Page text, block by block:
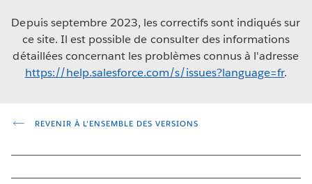
Depuis septembre 2023, les correctifs sont indiqués sur
ce site. Il est possible de consulter des informations
détaillées concernant les problèmes connus à l'adresse
https://help.salesforce.com/s/issues?language=fr.
REVENIR À L'ENSEMBLE DES VERSIONS